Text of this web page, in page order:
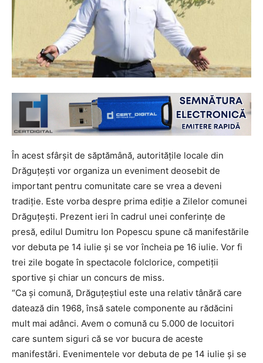
În acest sfârşit de săptămână, autorităţile locale din
Drăguţeşti vor organiza un eveniment deosebit de
important pentru comunitate care se vrea a deveni
tradiţie. Este vorba despre prima ediţie a Zilelor comunei
Drăguţeşti. Prezent ieri în cadrul unei conferinţe de
presă, edilul Dumitru Ion Popescu spune că manifestările
vor debuta pe 14 iulie şi se vor încheia pe 16 iulie. Vor fi
trei zile bogate în spectacole folclorice, competiţii
sportive şi chiar un concurs de miss.
“Ca şi comună, Drăguţeştiul este una relativ tânără care
datează din 1968, însă satele componente au rădăcini
mult mai adânci. Avem o comună cu 5.000 de locuitori
care suntem siguri că se vor bucura de aceste
manifestări. Evenimentele vor debuta de pe 14 iulie şi se